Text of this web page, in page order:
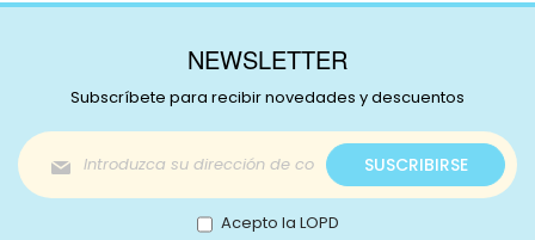
NEWSLETTER
Subscríbete para recibir novedades y descuentos
Inscríbase
a
nuestro
boletín
de
SUSCRIBIRSE
Acepto la LOPD